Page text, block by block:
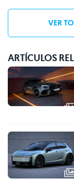
VER
ARTÍCULOS